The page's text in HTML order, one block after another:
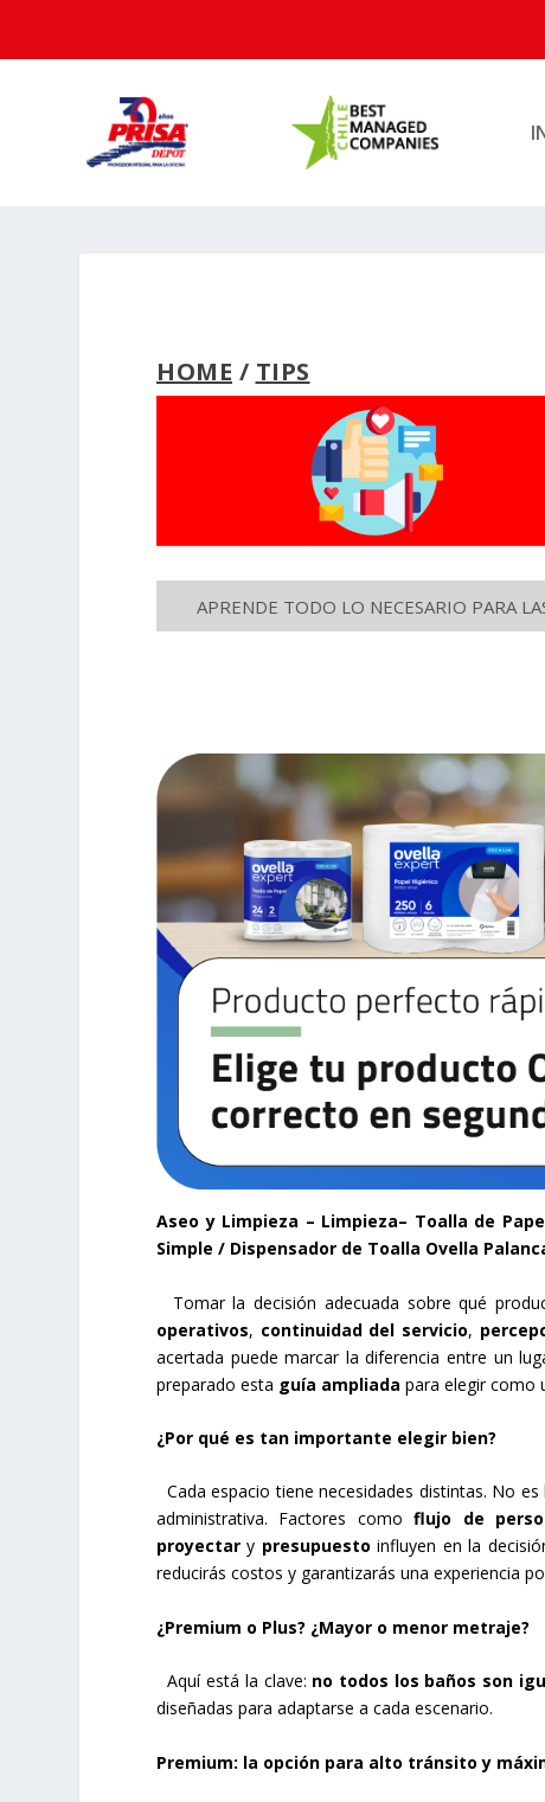
HOME / TIPS
APRENDE TODO LO NECESARIO PARA
Aseo y Limpieza – Limpieza– Toalla de
Simple / Dispensador de Toalla Ovella
Tomar la decisión adecuada sobre qué
operativos, continuidad del servicio,
acertada puede marcar la diferencia entre un
preparado esta guía ampliada para elegir como
¿Por qué es tan importante elegir bien?
Cada espacio tiene necesidades distintas. No
administrativa. Factores comoflujo de
proyectar y presupuesto influyen en la
reducirás costos y garantizarás una experiencia
¿Premium o Plus? ¿Mayor o menor metraje?
Aquí está la clave: no todos los baños son
diseñadas para adaptarse a cada escenario.
Premium: la opción para alto tránsito y